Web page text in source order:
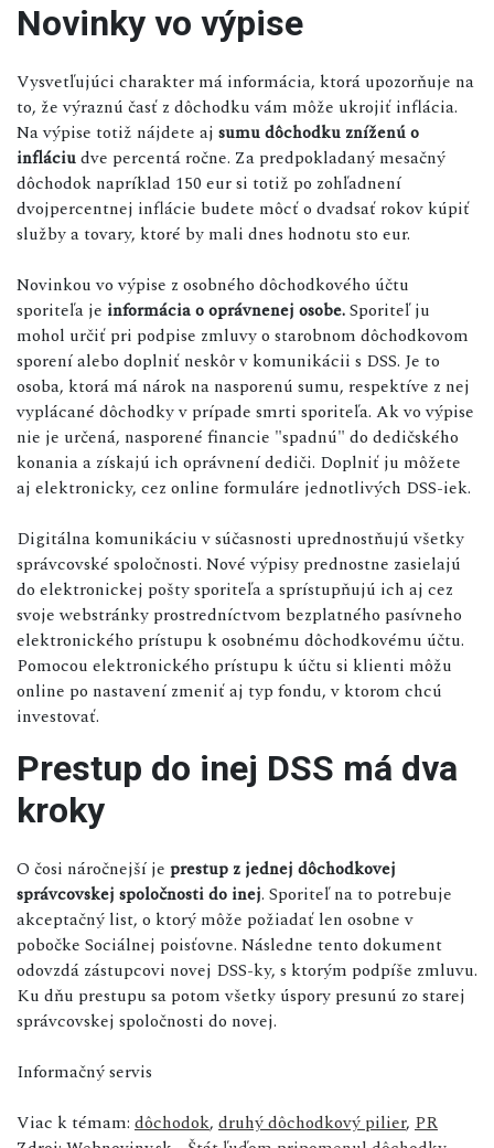
Novinky vo výpise
Vysvetľujúci charakter má informácia, ktorá upozorňuje na
to, že výraznú časť z dôchodku vám môže ukrojiť inflácia.
Na výpise totiž nájdete aj sumu dôchodku zníženú o
infláciudve percentá ročne. Za predpokladaný mesačný
dôchodok napríklad 150 eur si totiž po zohľadnení
dvojpercentnej inflácie budete môcť o dvadsať rokov kúpiť
služby a tovary, ktoré by mali dnes hodnotu sto eur.
Novinkou vo výpise z osobného dôchodkového účtu
sporiteľa je informácia o oprávnenej osobe.Sporiteľ ju
mohol určiť pri podpise zmluvy o starobnom dôchodkovom
sporení alebo doplniť neskôr v komunikácii s DSS. Je to
osoba, ktorá má nárok na nasporenú sumu, respektíve z nej
vyplácané dôchodky v prípade smrti sporiteľa. Ak vo výpise
nie je určená, nasporené financie "spadnú" do dedičského
konania a získajú ich oprávnení dediči. Doplniť ju môžete
aj elektronicky, cez online formuláre jednotlivých DSS-iek.
Digitálna komunikáciu v súčasnosti uprednostňujú všetky
správcovské spoločnosti. Nové výpisy prednostne zasielajú
do elektronickej pošty sporiteľa a sprístupňujú ich aj cez
svoje webstránky prostredníctvom bezplatného pasívneho
elektronického prístupu k osobnému dôchodkovému účtu.
Pomocou elektronického prístupu k účtu si klienti môžu
online po nastavení zmeniť aj typ fondu, v ktorom chcú
investovať.
Prestup do inej DSS má dva
kroky
O čosi náročnejší je prestup z jednej dôchodkovej
správcovskej spoločnosti do inej. Sporiteľ na to potrebuje
akceptačný list, o ktorý môže požiadať len osobne v
pobočke Sociálnej poisťovne. Následne tento dokument
odovzdá zástupcovi novej DSS-ky, s ktorým podpíše zmluvu.
Ku dňu prestupu sa potom všetky úspory presunú zo starej
správcovskej spoločnosti do novej.
Informačný servis
Viac k témam: dôchodok, druhý dôchodkový pilier, PR